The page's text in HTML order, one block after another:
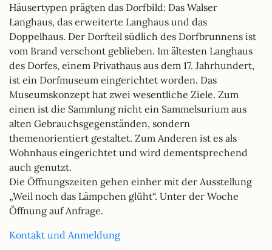
Häusertypen prägten das Dorfbild: Das Walser
Langhaus, das erweiterte Langhaus und das
Doppelhaus. Der Dorfteil südlich des Dorfbrunnens ist
vom Brand verschont geblieben. Im ältesten Langhaus
des Dorfes, einem Privathaus aus dem 17. Jahrhundert,
ist ein Dorfmuseum eingerichtet worden. Das
Museumskonzept hat zwei wesentliche Ziele. Zum
einen ist die Sammlung nicht ein Sammelsurium aus
alten Gebrauchsgegenständen, sondern
themenorientiert gestaltet. Zum Anderen ist es als
Wohnhaus eingerichtet und wird dementsprechend
auch genutzt.
Die Öffnungszeiten gehen einher mit der Ausstellung
„Weil noch das Lämpchen glüht“. Unter der Woche
Öffnung auf Anfrage.
Kontakt und Anmeldung